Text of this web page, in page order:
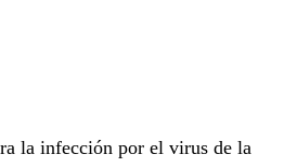
la infección por el virus de la